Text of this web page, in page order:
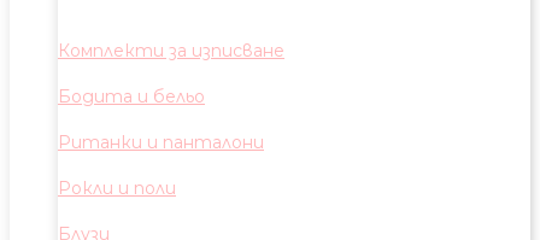
Комплекти за изписване
Бодита и бельо
Ританки и панталони
Рокли и поли
Блузи